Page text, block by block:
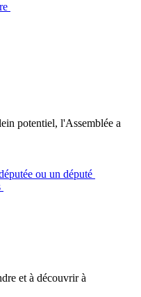
potentiel, l'Assemblée a
ou un député
et à découvrir à